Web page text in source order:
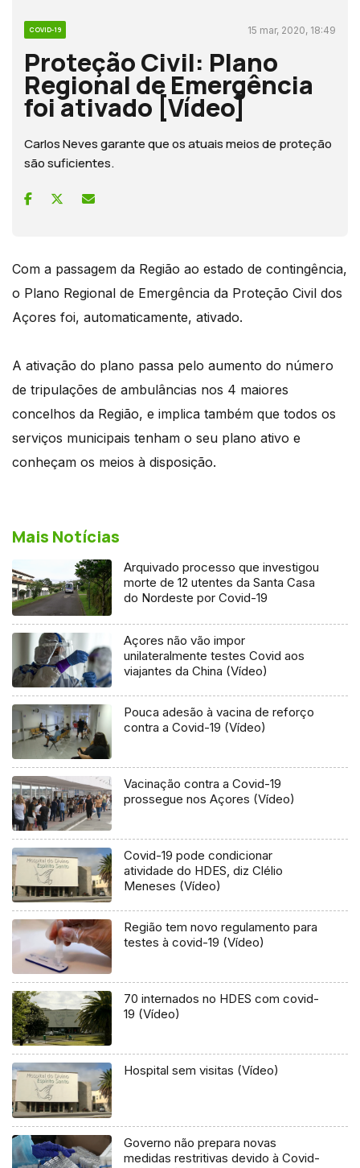
COVID-19 15 mar, 2020, 18:49
Proteção Civil: Plano
Regional de Emergência
foi ativado [Vídeo]
Carlos Neves garante que os atuais meios de proteção
são suficientes.
Com a passagem da Região ao estado de contingência,
o Plano Regional de Emergência da Proteção Civil dos
Açores foi, automaticamente, ativado.
A ativação do plano passa pelo aumento do número
de tripulações de ambulâncias nos 4 maiores
concelhos da Região, e implica também que todos os
serviços municipais tenham o seu plano ativo e
conheçam os meios à disposição.
Mais Notícias
Arquivado processo que investigou
morte de 12 utentes da Santa Casa
do Nordeste por Covid-19
Açores não vão impor
unilateralmente testes Covid aos
viajantes da China (Vídeo)
Pouca adesão à vacina de reforço
contra a Covid-19 (Vídeo)
Vacinação contra a Covid-19
prossegue nos Açores (Vídeo)
Covid-19 pode condicionar
atividade do HDES, diz Clélio
Meneses (Vídeo)
Região tem novo regulamento para
testes à covid-19 (Vídeo)
70 internados no HDES com covid-
19 (Vídeo)
Hospital sem visitas (Vídeo)
Governo não prepara novas
medidas restritivas devido à Covid-